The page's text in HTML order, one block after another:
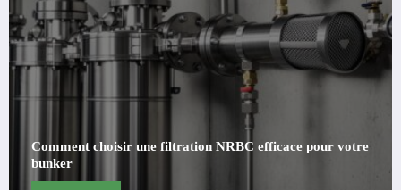
Quels critères privilégier pour choisir un professionnel en
réparation de stores à Dijon ?